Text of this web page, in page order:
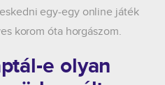
egy-egy online játék
korom óta horgászom.
e olyan